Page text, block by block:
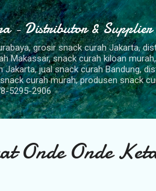
Langsung ke
- Distributor & Supplier
grosir snack curah Jakarta,
Makassar, snack curah kiloan
Jakarta, jual snack curah Bandung,
curah murah, produsen snack
5295-2906
Onde Onde